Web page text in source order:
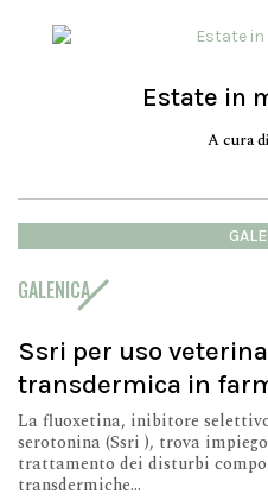
Estate in
A cura di
GALENICA
Ssri per uso
transdermica in
La fluoxetina, inibitore
serotonina (Ssri ), trova
trattamento dei disturbi
transdermiche...